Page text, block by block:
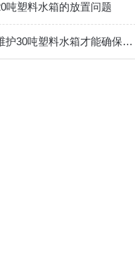
吨塑料水箱的放置问题
定期维护30吨塑料水箱才能确保存储的水质保持清洁与安全